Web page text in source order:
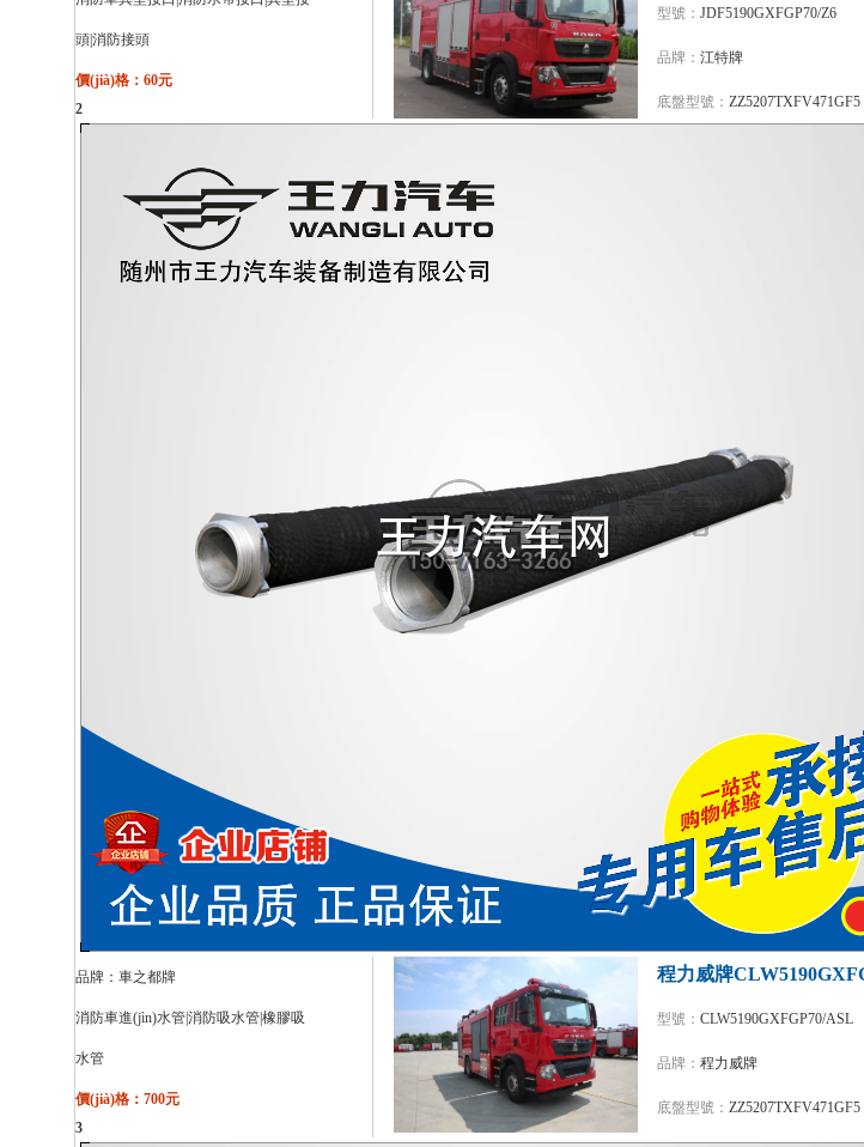
型號： JDF5190GXFGP70/Z6
品牌： 江特牌
底盤型號： ZZ5207TXFV471GF5
品牌：新東日牌
底盤型號： ZZ5207TXFV471GF5
型號：KLF5300GXFGP120/H6
品牌： 凱力風(fēng)牌
底盤型號： ZZ5357TXFV464MF5
型號： CLW5190GXFGP70/ASL
品牌： 程力威牌
底盤型號： ZZ5207TXFV471GF5
頭|消防接頭
價(jià)格：60元
2
品牌： 車之都牌
消防車進(jìn)水管|消防吸水管|橡膠吸
水管
價(jià)格：700元
3